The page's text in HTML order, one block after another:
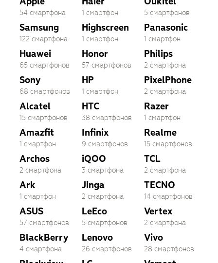
54 смартфона
Samsung
122 смартфона
Huawei
65 смартфонов
Sony
68 смартфонов
Alcatel
15 смартфонов
Amazfit
1 смартфон
Archos
2 смартфона
Ark
1 смартфон
ASUS
57 смартфонов
BlackBerry
4 смартфона
1 смартфон
Highscreen
1 смартфон
Honor
57 смартфонов
HP
1 смартфон
HTC
38 смартфонов
Infinix
9 смартфонов
iQOO
3 смартфона
Jinga
2 смартфона
LeEco
5 смартфонов
Lenovo
26 смартфонов
5 смартфонов
Panasonic
1 смартфон
Philips
2 смартфона
PixelPhone
2 смартфона
Razer
1 смартфон
Realme
15 смартфонов
TCL
2 смартфона
TECNO
14 смартфонов
Vertex
2 смартфона
Vivo
28 смартфонов